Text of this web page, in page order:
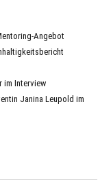
Angebot
im Interview
Janina Leupold im